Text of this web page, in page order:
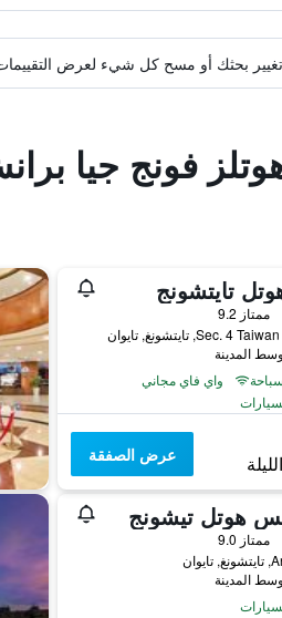
تغيير بحثك أو مسح كل شيء لعرض
فونج جيا
تايتشونج
ممتاز 9.2
واي فاي مجاني
عرض الصفقة
هوتل تيشونج
ممتاز 9.0